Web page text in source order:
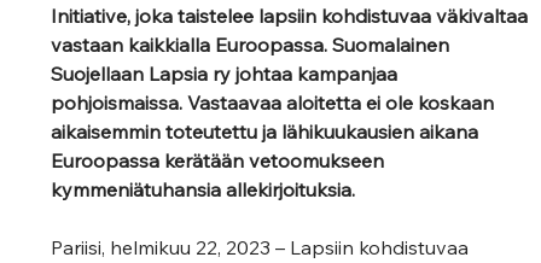
Initiative, joka taistelee lapsiin kohdistuvaa väkivaltaa
vastaan kaikkialla Euroopassa. Suomalainen
Suojellaan Lapsia ry johtaa kampanjaa
pohjoismaissa. Vastaavaa aloitetta ei ole koskaan
aikaisemmin toteutettu ja lähikuukausien aikana
Euroopassa kerätään vetoomukseen
kymmeniätuhansia allekirjoituksia.
Pariisi, helmikuu 22, 2023 – Lapsiin kohdistuvaa